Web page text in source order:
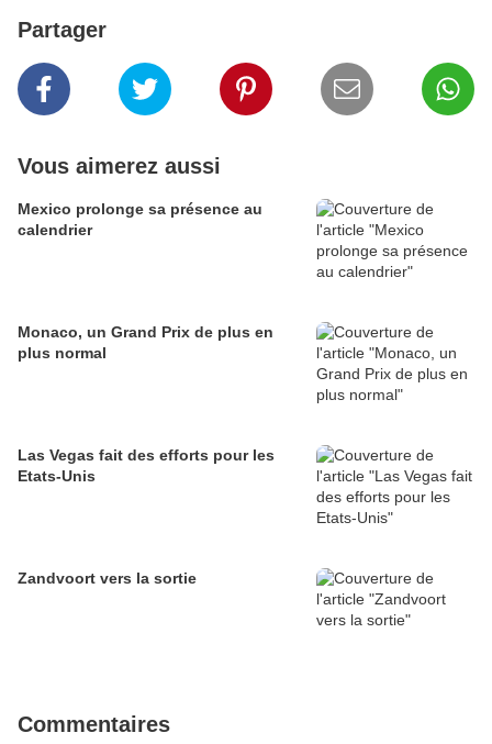
Partager
Vous aimerez aussi
Mexico prolonge sa présence au
calendrier
Monaco, un Grand Prix de plus en
plus normal
Las Vegas fait des efforts pour les
Etats-Unis
Zandvoort vers la sortie
Commentaires